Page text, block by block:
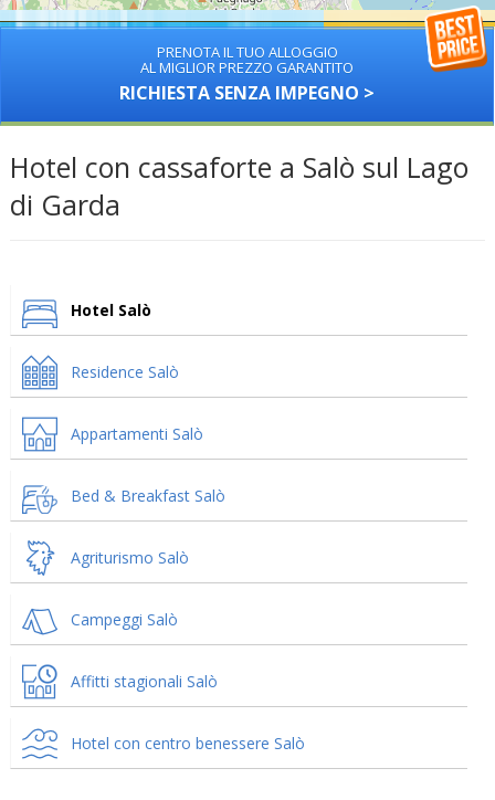
PRENOTA IL TUO ALLOGGIO
AL MIGLIOR PREZZO GARANTITO
RICHIESTA SENZA IMPEGNO >
Hotel con cassaforte a Salò sul Lago
di Garda
Hotel Salò
Residence Salò
Appartamenti Salò
Bed & Breakfast Salò
Agriturismo Salò
Campeggi Salò
Affitti stagionali Salò
Hotel con centro benessere Salò